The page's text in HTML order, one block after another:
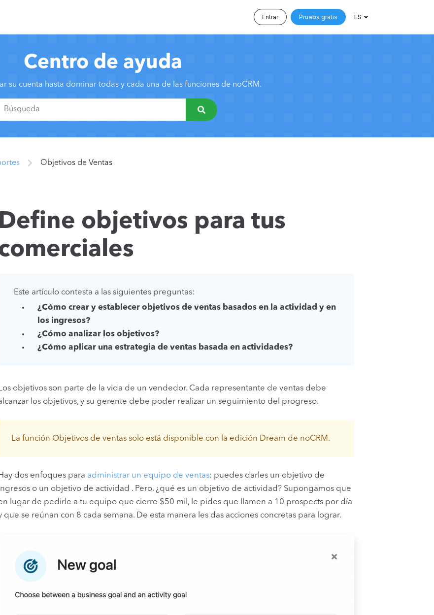
Entrar Prueba gratis ES
Centro de ayuda
su cuenta hasta dominar todas y cada una de las funciones de noCRM.
Objetivos de Ventas
Define objetivos para tus
Este artículo contesta a las siguientes preguntas:
¿Cómo crear y establecer objetivos de ventas basados en la actividad y en
los ingresos?
¿Cómo analizar los objetivos?
¿Cómo aplicar una estrategia de ventas basada en actividades?
objetivos son parte de la vida de un vendedor. Cada representante de ventas debe
los objetivos, y su gerente debe poder realizar un seguimiento del progreso.
La función Objetivos de ventas solo está disponible con la edición Dream de noCRM.
dos enfoques para administrar un equipo de ventas: puedes darles un objetivo de
o un objetivo de actividad . Pero, ¿qué es un objetivo de actividad? Supongamos que
lugar de pedirle a tu equipo que cierre $50 mil, le pides que llamen a 10 prospects por día
que se reúnan con 8 cada semana. De esta manera les das acciones concretas para lograr.